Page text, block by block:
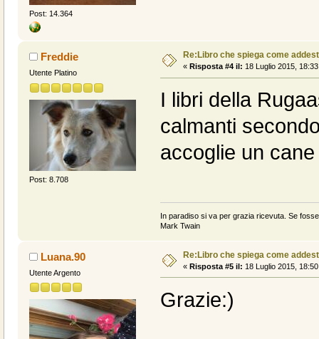
Post: 14.364
Freddie
Utente Platino
Post: 8.708
Re:Libro che spiega come
« Risposta #4 il: 18 Luglio 2015,
I libri della
calmanti
accoglie un
In paradiso si va per grazia ricevuta. Se
Mark Twain
Luana.90
Utente Argento
Re:Libro che spiega come
« Risposta #5 il: 18 Luglio 2015,
Grazie:)